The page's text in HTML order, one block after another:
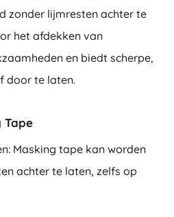
zonder lijmresten achter te
het afdekken van
en biedt scherpe,
door te laten.
Tape
Masking tape kan worden
achter te laten, zelfs op